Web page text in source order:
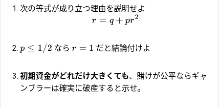
次の等式が成り立つ理由を説明せよ:
r = q + pr2
p ≤ 1/2 なら r = 1 だと結論付けよ
初期資金がどれだけ大きくても、賭けが公平ならギャ
ンブラーは確実に破産すると示せ。